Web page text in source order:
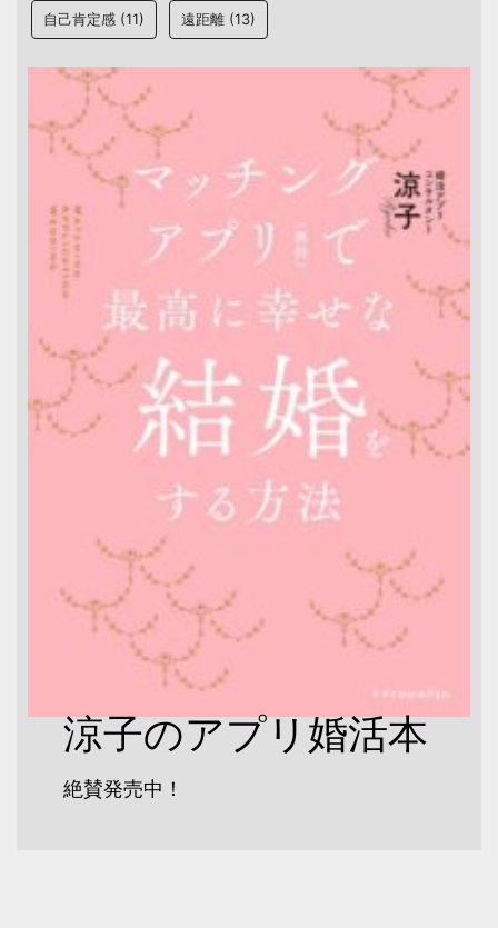
自己肯定感 (11) 遠距離 (13)
涼子のアプリ婚活本
絶賛発売中！